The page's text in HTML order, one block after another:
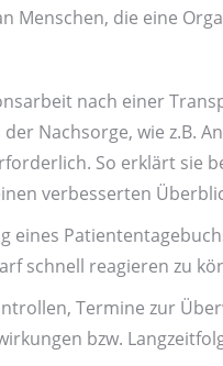
Menschen, die eine
nach einer
Nachsorge, wie z.B.
So erklärt sie
verbesserten
eines
schnell reagieren zu
Termine zur
bzw.